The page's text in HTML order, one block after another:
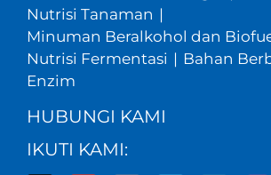
Nutrisi Tanaman |
Minuman Beralkohol dan
Nutrisi Fermentasi | Bahan
Enzim
HUBUNGI KAMI
IKUTI KAMI: